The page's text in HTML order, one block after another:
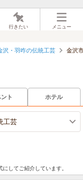
行きたい メニュー
沢・羽咋の伝統工芸 金沢
ト ホテル
工芸
してご紹介しています。